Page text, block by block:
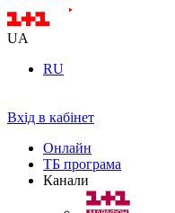
UA
RU
Вхід в кабінет
Онлайн
ТБ програма
Канали